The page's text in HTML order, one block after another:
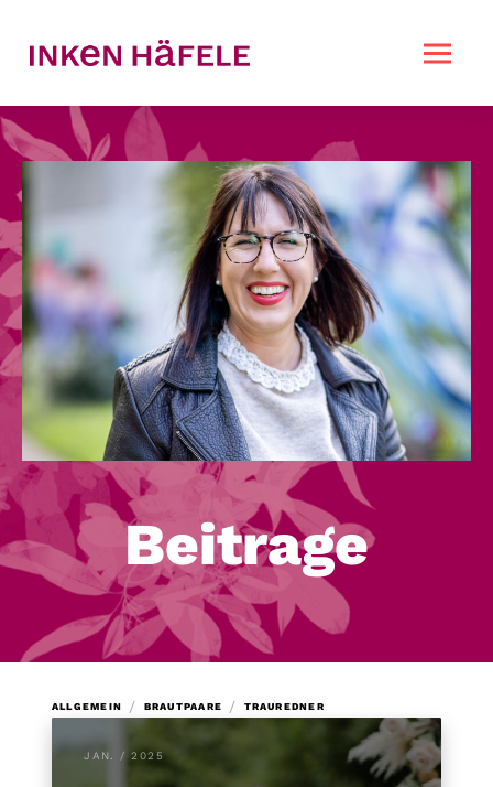
Beitrage
ALLGEMEIN / BRAUTPAARE / TRAUREDNER
JAN. / 2025